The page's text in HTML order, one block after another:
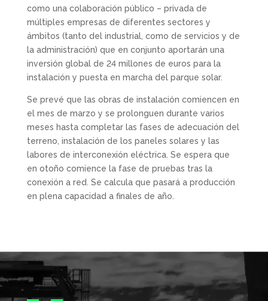
como una colaboración público – privada de
múltiples empresas de diferentes sectores y
ámbitos (tanto del industrial, como de servicios y de
la administración) que en conjunto aportarán una
inversión global de 24 millones de euros para la
instalación y puesta en marcha del parque solar.
Se prevé que las obras de instalación comiencen en
el mes de marzo y se prolonguen durante varios
meses hasta completar las fases de adecuación del
terreno, instalación de los paneles solares y las
labores de interconexión eléctrica. Se espera que
en otoño comience la fase de pruebas tras la
conexión a red. Se calcula que pasará a producción
en plena capacidad a finales de año.